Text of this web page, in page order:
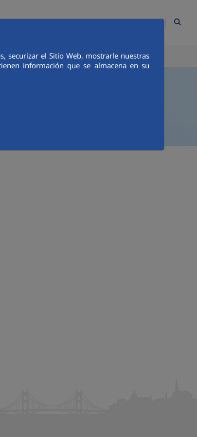
securizar el Sitio Web, mostrarle nuestras
información que se almacena en su
COMUNICACIÓN